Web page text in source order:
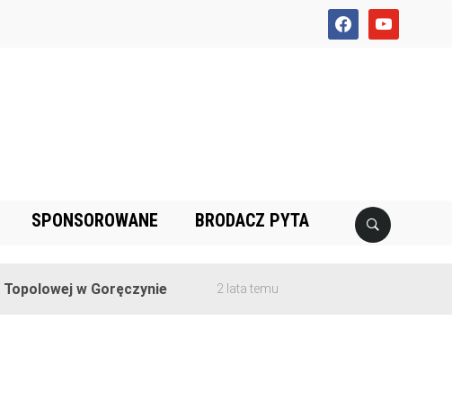
facebookyoutube
SPONSOROWANE BRODACZ PYTA
w Goręczynie 2 lata temu